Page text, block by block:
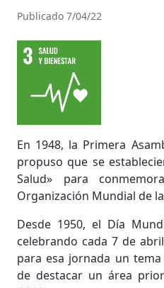
Publicado 7/04/22
En 1948, la Primera
propuso que se
Salud» para
Organización Mundial de
Desde 1950, el Día
celebrando cada 7 de
para esa jornada un
de destacar un área